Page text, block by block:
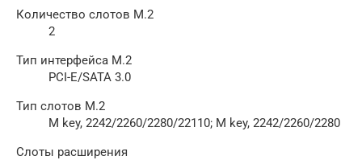
Количество слотов M.2
2
Тип интерфейса M.2
PCI-E/SATA 3.0
Тип слотов M.2
M key, 2242/2260/2280/22110; M key, 2242/2260/2280
Слоты расширения